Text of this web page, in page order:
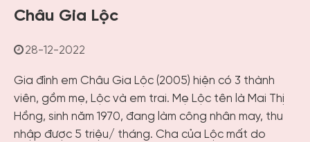
Châu Gia Lộc
28-12-2022
Gia đình em Châu Gia Lộc (2005) hiện có 3 thành
viên, gồm mẹ, Lộc và em trai. Mẹ Lộc tên là Mai Thị
Hồng, sinh năm 1970, đang làm công nhân may, thu
nhập được 5 triệu/ tháng. Cha của Lộc mất do